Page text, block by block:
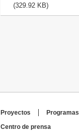
(329.92 KB)
Proyectos Programas
Centro de prensa